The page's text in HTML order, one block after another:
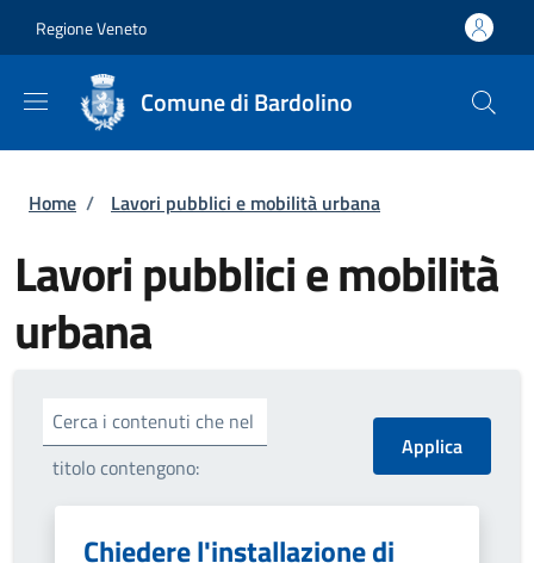
Regione Veneto
Comune di Bardolino
Briciole di pane
Home / Lavori pubblici e mobilità urbana
Lavori pubblici e mobilità
urbana
Cerca i contenuti che nel
titolo contengono:
Chiedere l'installazione di